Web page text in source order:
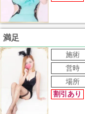
満足
施術
営時
場所
割引あり